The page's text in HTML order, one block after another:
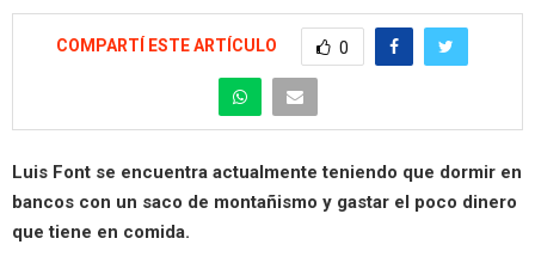
COMPARTÍ ESTE ARTÍCULO 0
Luis Font se encuentra actualmente teniendo que dormir en
bancos con un saco de montañismo y gastar el poco dinero
que tiene en comida.